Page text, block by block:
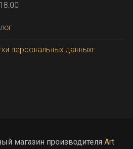
персональных данныхг
магазин производителя Art